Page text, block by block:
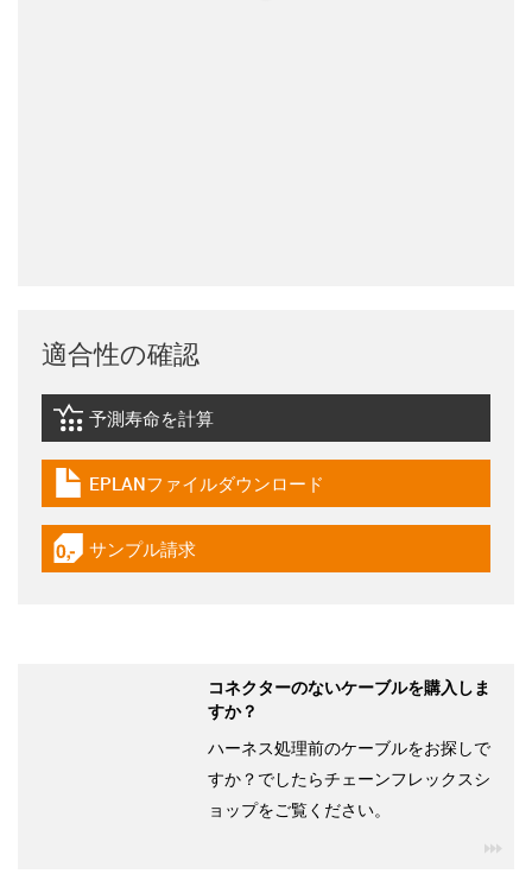
適合性の確認
igus-icon-lebensdauerrechner
予測寿命を計算
igus-icon-download-plan
EPLANファイルダウンロード
igus-icon-gratismuster
サンプル請求
コネクターのないケーブルを購入しま
すか？
ハーネス処理前のケーブルをお探しで
すか？でしたらチェーンフレックスシ
ョップをご覧ください。